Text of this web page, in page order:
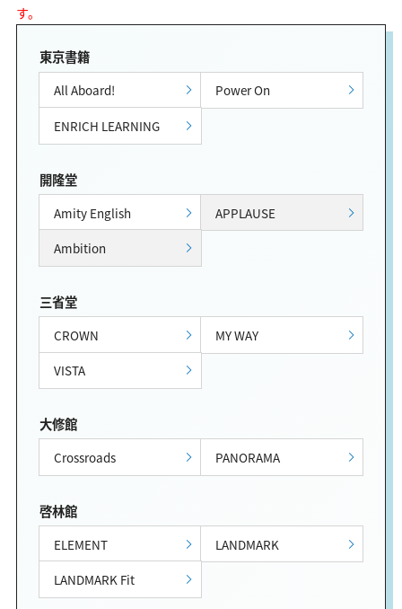
す。
東京書籍
All Aboard!
Power On
ENRICH LEARNING
開隆堂
Amity English
APPLAUSE
Ambition
三省堂
CROWN
MY WAY
VISTA
大修館
Crossroads PANORAMA
啓林館
ELEMENT
LANDMARK
LANDMARK Fit